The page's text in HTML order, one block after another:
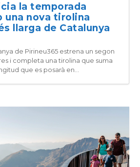
la temporada
una nova tirolina
llarga de Catalunya
de Pirineu365 estrena un segon
i completa una tirolina que suma
que es posarà en...